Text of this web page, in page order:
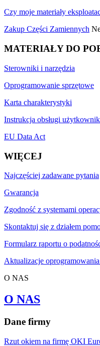
Czy moje materiały
Zakup Części Zamiennych
MATERIAŁY DO
Sterowniki i narzędzia
Oprogramowanie sprzętowe
Karta charakterystyki
Instrukcja obsługi
EU Data Act
WIĘCEJ
Najczęściej zadawane pytania
Gwarancja
Zgodność z systemami
Skontaktuj się z działem
Formularz raportu o
Aktualizacje
O NAS
O NAS
Dane firmy
Rzut okiem na firmę OKI